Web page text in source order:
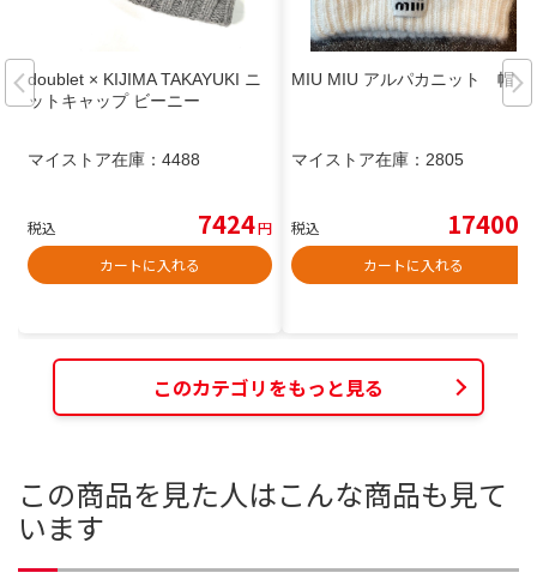
doublet × KIJIMA TAKAYUKI ニ
ットキャップ ビーニー
マイストア在庫： 4488
税込 7424円
カートに入れる
MIU MIU アルパカニット 帽
マイストア在庫： 2805
税込 17400
カートに入れる
このカテゴリをもっと見る
この商品を見た人はこんな商品も見て
います